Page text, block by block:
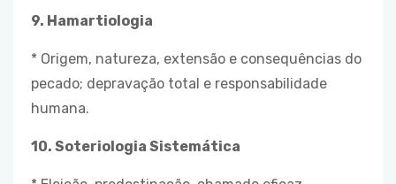
9. Hamartiologia
* Origem, natureza, extensão e consequências do
pecado; depravação total e responsabilidade
humana.
10. Soteriologia Sistemática